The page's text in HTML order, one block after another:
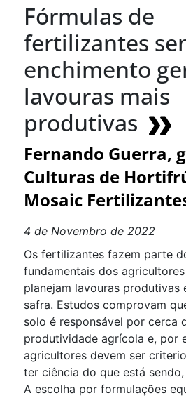
Fórmulas de
fertilizantes
enchimento
lavouras mais
produtivas
Fernando Guerra,
Culturas de
Mosaic
4 de Novembro de 2022
Os fertilizantes fazem parte
fundamentais dos
planejam lavouras produtivas
safra. Estudos comprovam
solo é responsável por cerca
produtividade agrícola e, por
agricultores devem ser
ter ciência do que está
A escolha por formulações